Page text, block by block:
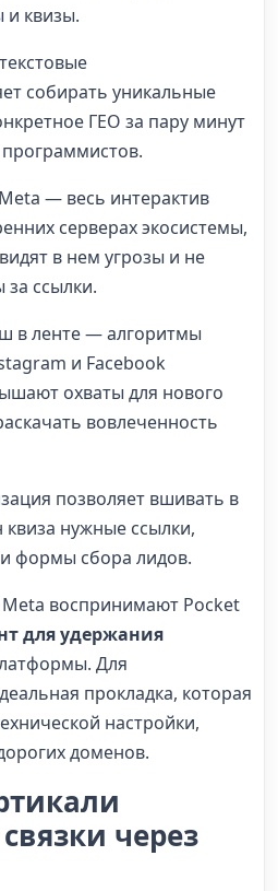
квизы.
собирать уникальные
ГЕО за пару минут
— весь интерактив
серверах экосистемы,
в нем угрозы и не
ссылки.
в ленте — алгоритмы
и Facebook
охваты для нового
вовлеченность
позволяет вшивать в
нужные ссылки,
формы сбора лидов.
воспринимают Pocket
для удержания
Для
прокладка, которая
настройки,
доменов.
через